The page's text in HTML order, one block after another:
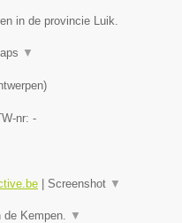
in de provincie Luik.
▼
)
nr: -
Screenshot ▼
Kempen. ▼